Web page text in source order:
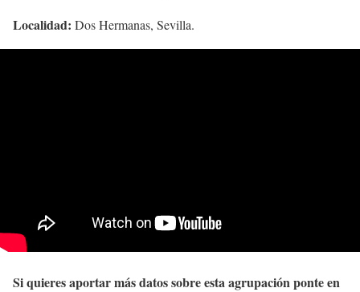
Localidad: Dos Hermanas, Sevilla.
Si quieres aportar más datos sobre esta agrupación ponte en